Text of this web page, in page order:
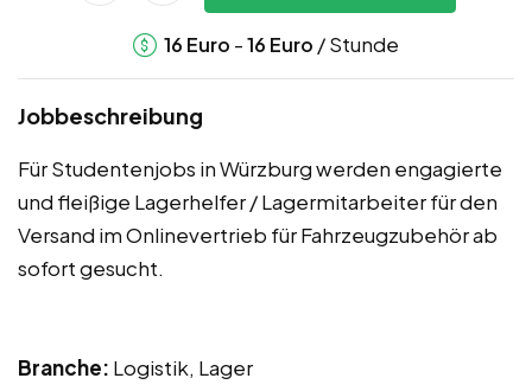
16 Euro -16 Euro / Stunde
Jobbeschreibung
Für Studentenjobs in Würzburg werden engagierte
und fleißige Lagerhelfer / Lagermitarbeiter für den
Versand im Onlinevertrieb für Fahrzeugzubehör ab
sofort gesucht.
Branche: Logistik, Lager